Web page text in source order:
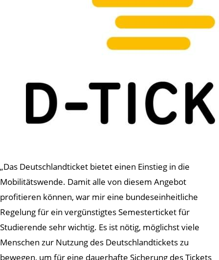
„Das Deutschlandticket bietet einen Einstieg in die
Mobilitätswende. Damit alle von diesem Angebot
profitieren können, war mir eine bundeseinheitliche
Regelung für ein vergünstigtes Semesterticket für
Studierende sehr wichtig. Es ist nötig, möglichst viele
Menschen zur Nutzung des Deutschlandtickets zu
bewegen, um für eine dauerhafte Sicherung des Tickets